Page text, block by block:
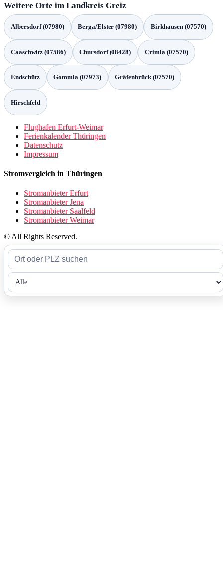
Weitere Orte im Landkreis Greiz
Albersdorf (07980) Berga/Elster (07980) Birkhausen (07570)
Caaschwitz (07586) Chursdorf (08428) Crimla (07570)
Endschütz Gommla (07973) Gräfenbrück (07570)
Hirschfeld
Flughafen Erfurt-Weimar
Ferienkalender Thüringen
Datenschutz
Impressum
Stromvergleich in Thüringen
Stromanbieter Erfurt
Stromanbieter Jena
Stromanbieter Saalfeld
Stromanbieter Weimar
© All Rights Reserved.